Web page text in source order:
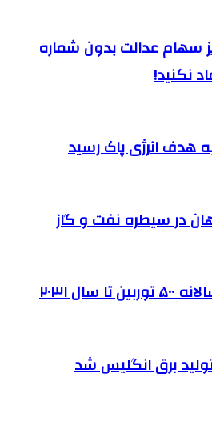
سهام عدالت بدون شماره
نکنید!
در سیطره نفت و گاز
سال ۲۰۳۱
تولید برق انگلیس شد